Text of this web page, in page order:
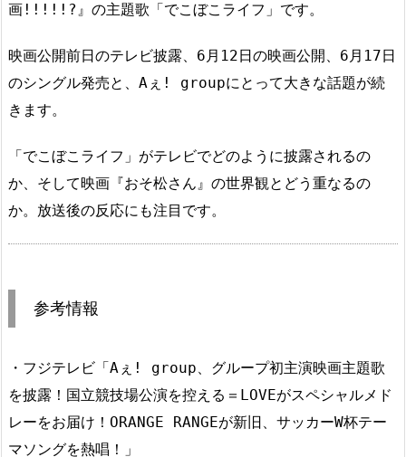
画!!!!!?』の主題歌「でこぼこライフ」です。
映画公開前日のテレビ披露、6月12日の映画公開、6月17日
のシングル発売と、Aぇ! groupにとって大きな話題が続
きます。
「でこぼこライフ」がテレビでどのように披露されるの
か、そして映画『おそ松さん』の世界観とどう重なるの
か。放送後の反応にも注目です。
参考情報
・フジテレビ「Aぇ! group、グループ初主演映画主題歌
を披露！国立競技場公演を控える＝LOVEがスペシャルメド
レーをお届け！ORANGE RANGEが新旧、サッカーW杯テー
マソングを熱唱！」